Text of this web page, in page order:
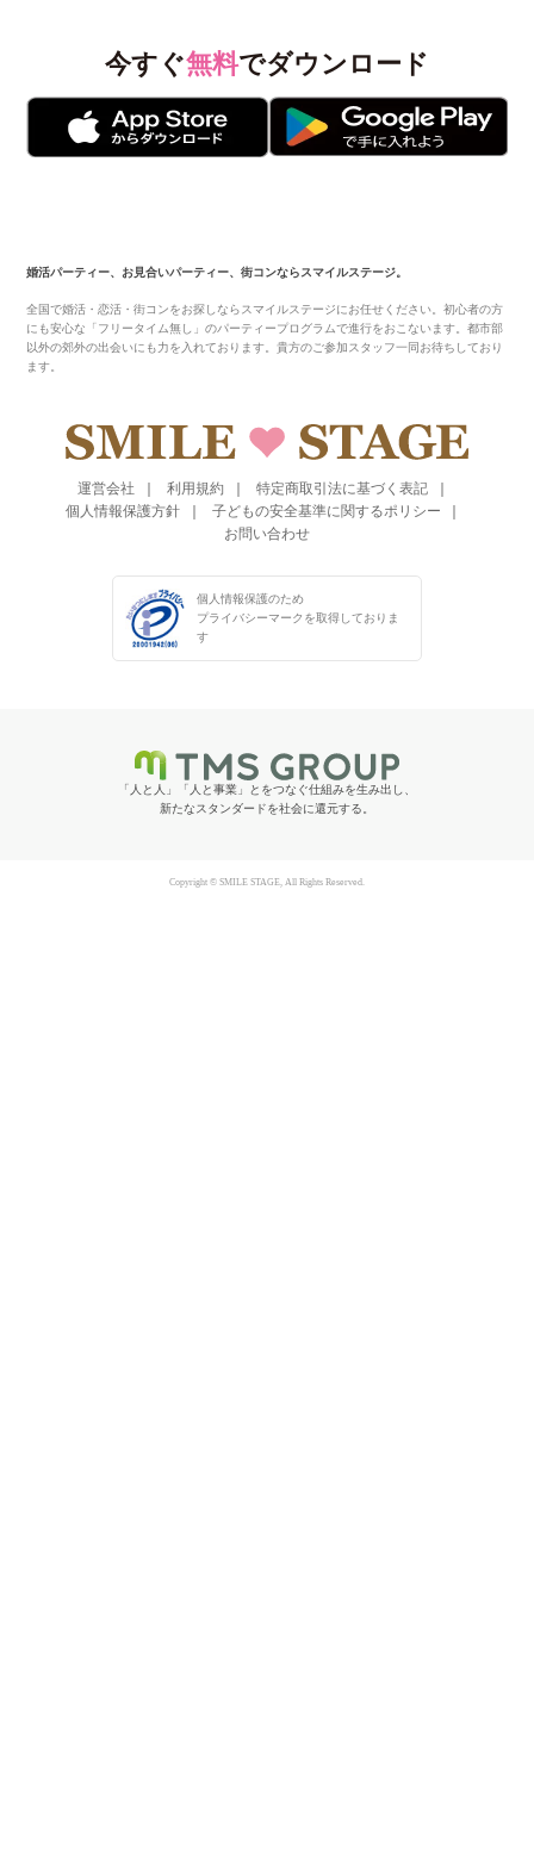
今すぐ無料でダウンロード
婚活パーティー、お見合いパーティー、街コンならスマイルステージ。
全国で婚活・恋活・街コンをお探しならスマイルステージにお任せください。初心者の方
にも安心な「フリータイム無し」のパーティープログラムで進行をおこないます。都市部
以外の郊外の出会いにも力を入れております。貴方のご参加スタッフ一同お待ちしており
ます。
運営会社 利用規約
特定商取引法に基づく表記
個人情報保護方針
子どもの安全基準に関するポリシー
お問い合わせ
個人情報保護のため
プライバシーマークを取得しておりま
す
「人と人」「人と事業」とをつなぐ仕組みを生み出し、
新たなスタンダードを社会に還元する。
Copyright © SMILE STAGE, All Rights Reserved.